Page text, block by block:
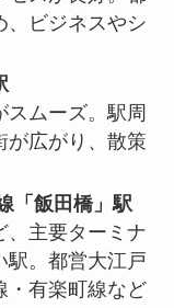
、ビジネスやシ
ムーズ。駅周
が広がり、散策
「飯田橋」駅
、主要ターミナ
駅。都営大江戸
・有楽町線など